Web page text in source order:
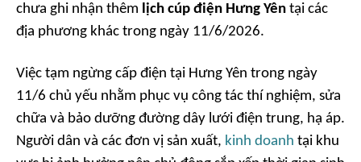
chưa ghi nhận thêm lịch cúp điện Hưng Yên tại các
địa phương khác trong ngày 11/6/2026.
Việc tạm ngừng cấp điện tại Hưng Yên trong ngày
11/6 chủ yếu nhằm phục vụ công tác thí nghiệm, sửa
chữa và bảo dưỡng đường dây lưới điện trung, hạ áp.
Người dân và các đơn vị sản xuất, kinh doanh tại khu